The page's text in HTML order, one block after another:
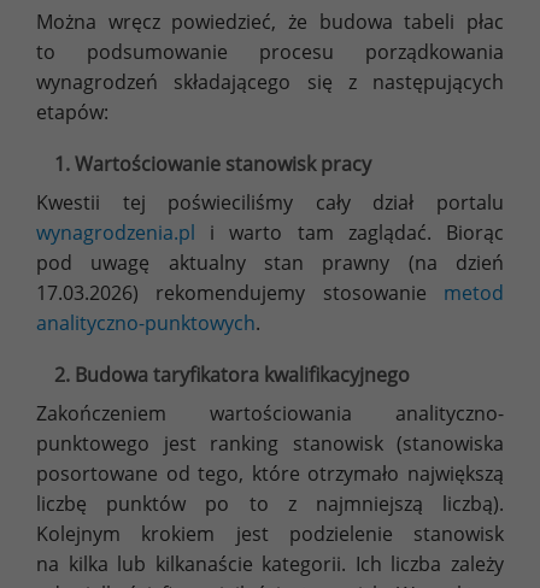
Można wręcz powiedzieć, że budowa tabeli płac
to podsumowanie procesu porządkowania
wynagrodzeń składającego się z następujących
etapów:
1. Wartościowanie stanowisk pracy
Kwestii tej poświeciliśmy cały dział portalu
wynagrodzenia.pl i warto tam zaglądać. Biorąc
pod uwagę aktualny stan prawny (na dzień
17.03.2026) rekomendujemy stosowanie metod
analityczno-punktowych.
2. Budowa taryfikatora kwalifikacyjnego
Zakończeniem wartościowania analityczno-
punktowego jest ranking stanowisk (stanowiska
posortowane od tego, które otrzymało największą
liczbę punktów po to z najmniejszą liczbą).
Kolejnym krokiem jest podzielenie stanowisk
na kilka lub kilkanaście kategorii. Ich liczba zależy